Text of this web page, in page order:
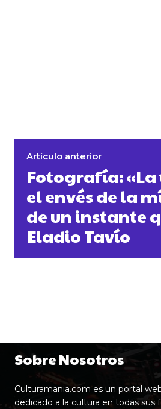
Artículo anterior
Fotografía:
el envés de la
de un instante
Eladio Tavío
Sobre Nosotros
Culturamania.com es un portal
dedicado a la cultura en todas sus